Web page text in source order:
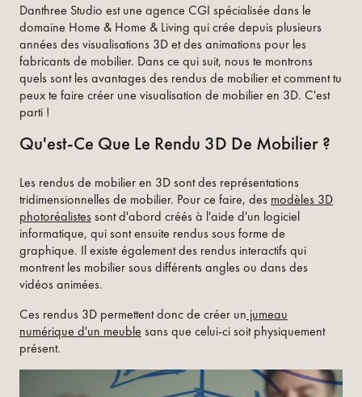
Danthree Studio est une agence CGI spécialisée dans le
domaine Home & Home & Living qui crée depuis plusieurs
années des visualisations 3D et des animations pour les
fabricants de mobilier. Dans ce qui suit, nous te montrons
quels sont les avantages des rendus de mobilier et comment tu
peux te faire créer une visualisation de mobilier en 3D. C'est
parti !
Qu'est-Ce Que Le Rendu 3D De Mobilier ?
Les rendus de mobilier en 3D sont des représentations
tridimensionnelles de mobilier. Pour ce faire, des modèles 3D
photoréalistessont d'abord créés à l'aide d'un logiciel
informatique, qui sont ensuite rendus sous forme de
graphique. Il existe également des rendus interactifs qui
montrent les mobilier sous différents angles ou dans des
vidéos animées.
Ces rendus 3D permettent donc de créer un jumeau
numérique d'un meuble sans que celui-ci soit physiquement
présent.